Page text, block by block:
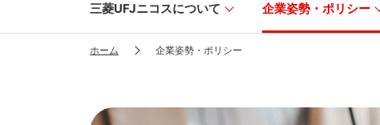
三菱UFJニコスについて 企業姿勢・ポリシー
ホーム 企業姿勢・ポリシー